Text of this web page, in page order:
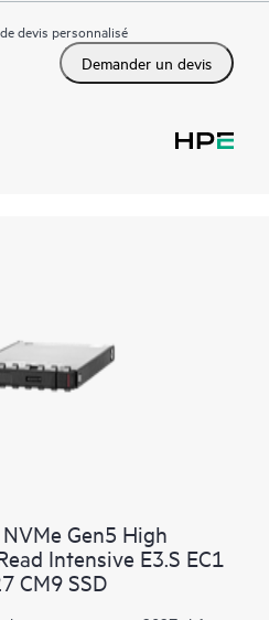
devis personnalisé
Demander un devis
Gen5 High
Intensive E3.S EC1
CM9 SSD